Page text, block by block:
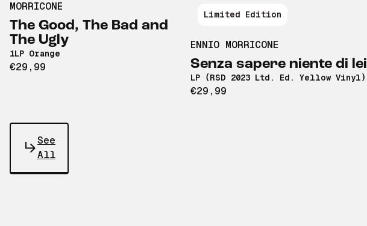
MORRICONE
The Good, The Bad and
The Ugly
1LP Orange
€29,99
Limited Edition
ENNIO MORRICONE
Senza sapere niente di lei
LP (RSD 2023 Ltd. Ed. Yellow Vinyl)
€29,99
See
All